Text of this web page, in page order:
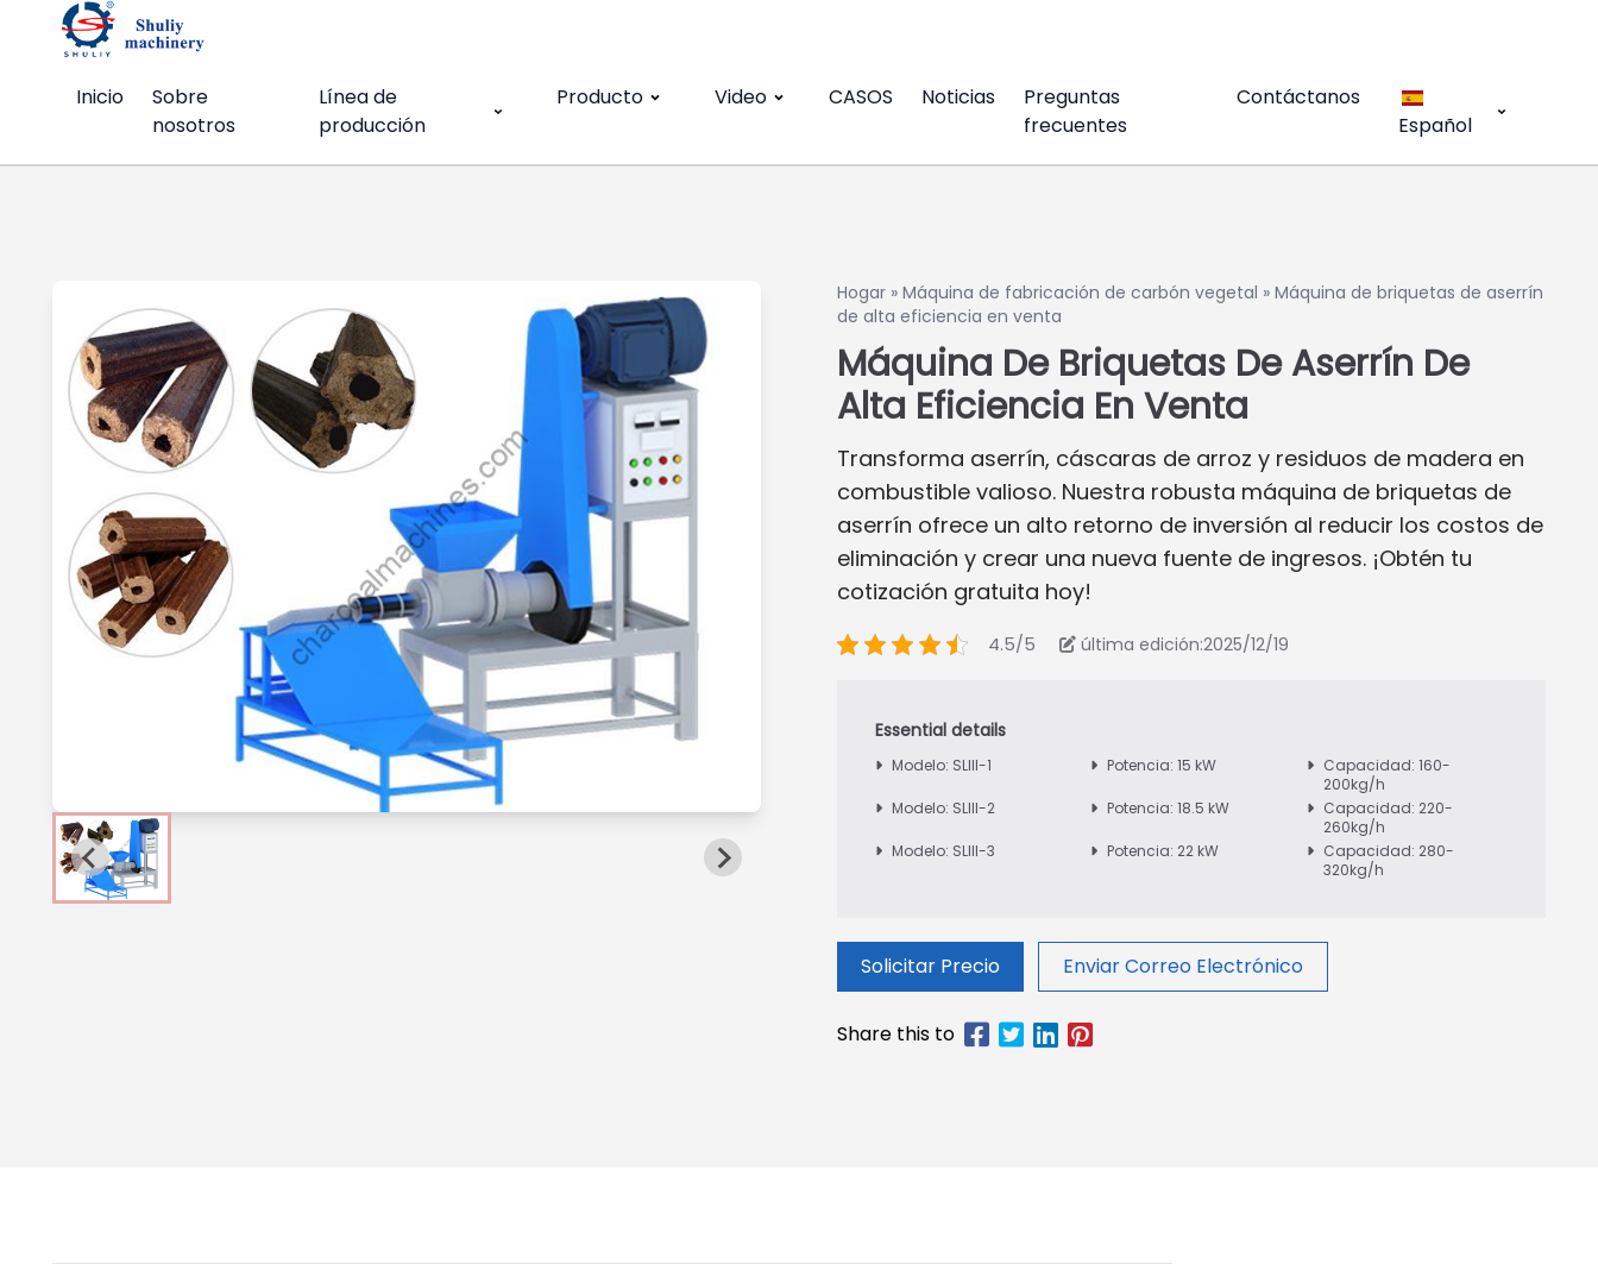
Inicio
Sobre
nosotros
Línea de
producción
Producto Video CASOS Noticias
Preguntas
frecuentes
Contáctanos
Español
Hogar » Máquina de fabricación de carbón vegetal » Máquina de briquetas de aserrín
de alta eficiencia en venta
Máquina De Briquetas De Aserrín De
Alta Eficiencia En Venta
Transforma aserrín, cáscaras de arroz y residuos de madera en
combustible valioso. Nuestra robusta máquina de briquetas de
aserrín ofrece un alto retorno de inversión al reducir los costos de
eliminación y crear una nueva fuente de ingresos. ¡Obtén tu
cotización gratuita hoy!
4.5/5 última edición:2025/12/19
Modelo: SLIII-1 Potencia: 15 kW
Capacidad: 160-
200kg/h
Modelo: SLIII-2
Potencia: 18.5 kW
Capacidad: 220-
260kg/h
Modelo: SLIII-3
Potencia: 22 kW
Capacidad: 280-
320kg/h
Solicitar Precio Enviar Correo Electrónico